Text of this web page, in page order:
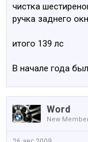
чистка
ручка заднего
итого 139 лс
В начале года
Word
New